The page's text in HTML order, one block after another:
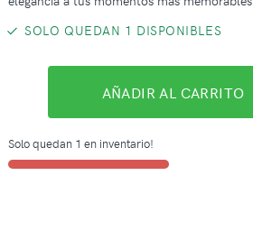
SOLO QUEDAN 1 DISPONIBLES
AÑADIR AL CARRITO
Solo quedan 1 en inventario!